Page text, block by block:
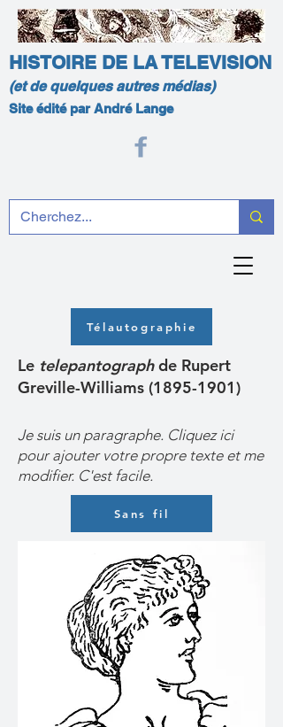
HISTOIRE DE LA TELEVISION
(et de quelques autres médias)
Site édité par André Lange
Télautographie
Le telepantographde Rupert
Greville-Williams (1895-1901)
Je suis un paragraphe. Cliquez ici
pour ajouter votre propre texte et me
modifier. C'est facile.
Sans fil